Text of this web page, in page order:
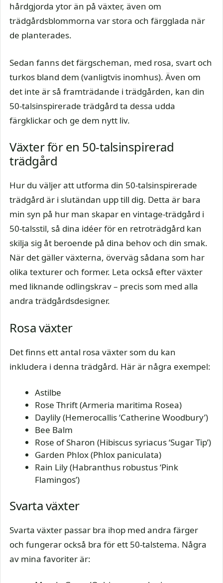
hårdgjorda ytor än på växter, även om
trädgårdsblommorna var stora och färgglada när
de planterades.
Sedan fanns det färgscheman, med rosa, svart och
turkos bland dem (vanligtvis inomhus). Även om
det inte är så framträdande i trädgården, kan din
50-talsinspirerade trädgård ta dessa udda
färgklickar och ge dem nytt liv.
Växter för en 50-talsinspirerad
trädgård
Hur du väljer att utforma din 50-talsinspirerade
trädgård är i slutändan upp till dig. Detta är bara
min syn på hur man skapar en vintage-trädgård i
50-talsstil, så dina idéer för en retroträdgård kan
skilja sig åt beroende på dina behov och din smak.
När det gäller växterna, överväg sådana som har
olika texturer och former. Leta också efter växter
med liknande odlingskrav – precis som med alla
andra trädgårdsdesigner.
Rosa växter
Det finns ett antal rosa växter som du kan
inkludera i denna trädgård. Här är några exempel:
Astilbe
Rose Thrift (Armeria maritima Rosea)
Daylily (Hemerocallis ‘Catherine Woodbury’)
Bee Balm
Rose of Sharon (Hibiscus syriacus ‘Sugar Tip’)
Garden Phlox (Phlox paniculata)
Rain Lily (Habranthus robustus ‘Pink
Flamingos’)
Svarta växter
Svarta växter passar bra ihop med andra färger
och fungerar också bra för ett 50-talstema. Några
av mina favoriter är: